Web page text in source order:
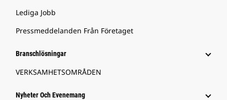
Lediga Jobb
Pressmeddelanden Från Företaget
Branschlösningar
VERKSAMHETSOMRÅDEN
Nyheter Och Evenemang